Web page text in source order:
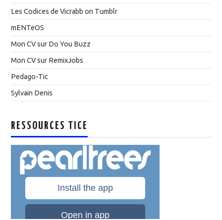
Les Codices de Vicrabb on Tumblr
mENTeOS
Mon CV sur Do You Buzz
Mon CV sur RemixJobs
Pedago-Tic
Sylvain Denis
RESSOURCES TICE